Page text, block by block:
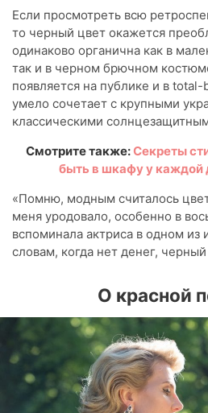
Если просмотреть всю
то черный цвет окажется
одинаково органична как в
так и в черном брючном
появляется на публике и в
умело сочетает с крупными
классическими
Смотрите также:Секреты
быть в шкафу у каждой
«Помню, модным считалось
меня уродовало, особенно в
вспоминала актриса в одном из
словам, когда нет денег,
О красной